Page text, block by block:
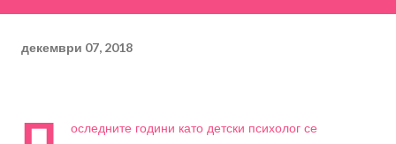
декември 07, 2018
оследните години като детски психолог се